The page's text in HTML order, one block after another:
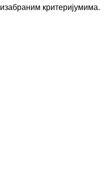
критеријумима.